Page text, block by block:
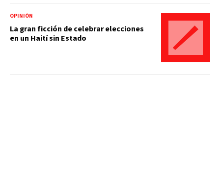
OPINIÓN
La gran ficción de celebrar elecciones
en un Haití sin Estado